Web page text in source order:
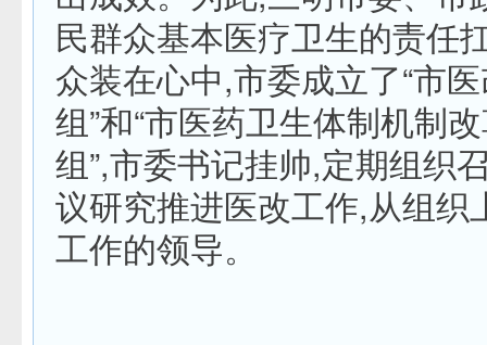
民群众基本医疗卫生的责任
众装在心中,市委成立了“市
组”和“市医药卫生体制机制
组”,市委书记挂帅,定期组织
议研究推进医改工作,从组织
工作的领导。